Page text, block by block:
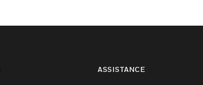
ASSISTANCE